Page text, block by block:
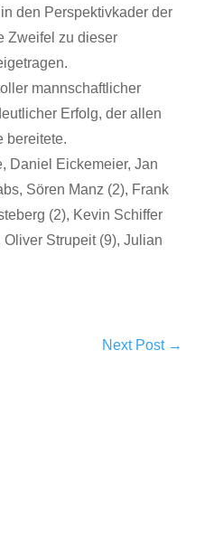
den Perspektivkader der
Zweifel zu dieser
mannschaftlicher
Erfolg, der allen
bereitete.
Daniel Eickemeier, Jan
Sören Manz (2), Frank
(2), Kevin Schiffer
Strupeit (9), Julian
Next Post→